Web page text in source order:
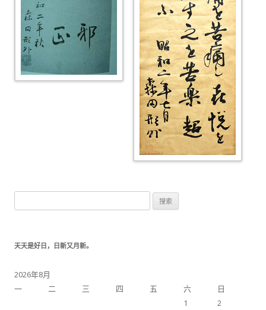
天天是好日，日新又月新。
2026年8月
一
二 三 四 五 六
日
1
2